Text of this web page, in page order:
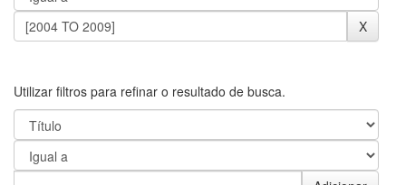
Utilizar filtros para refinar o resultado de busca.